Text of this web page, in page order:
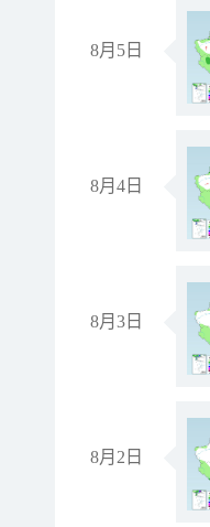
8月5日
8月4日
8月3日
8月2日